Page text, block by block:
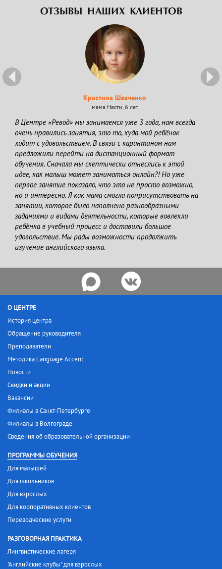
ОТЗЫВЫ НАШИХ КЛИЕНТОВ
Кристина Шевченко
мама Насти, 6 лет
В Центре «Ревод» мы занимаемся уже 3 года, нам всегда
очень нравились занятия, это то, куда мой ребёнок
ходит с удовольствием. В связи с карантином нам
предложили перейти на дистанционный формат
обучения. Сначала мы скептически отнеслись к этой
идее, как малыш может заниматься онлайн?! Но уже
первое занятие показало, что это не просто возможно,
но и интересно. Я как мама смогла поприсутствовать на
занятии, которое было наполнено разнообразными
заданиями и видами деятельности, которые вовлекли
ребёнка в учебный процесс и доставили большое
удовольствие. Мы рады возможности продолжить
изучение английского языка.
Previous
О ЦЕНТРЕ
История центра
Обращение руководителя
Преподаватели
Методика Language Accent
Новости
Скидки и акции
Вакансии
Филиалы в Санкт-Петербурге
Филиалы в Волгограде
Сведения об образовательной организации
ПРОГРАММЫ ОБУЧЕНИЯ
Для малышей
Для школьников
Для взрослых
Для корпоративных клиентов
Переводческие услуги
РАЗГОВОРНАЯ ПРАКТИКА
Лингвистические лагеря
"Английские клубы" для взрослых